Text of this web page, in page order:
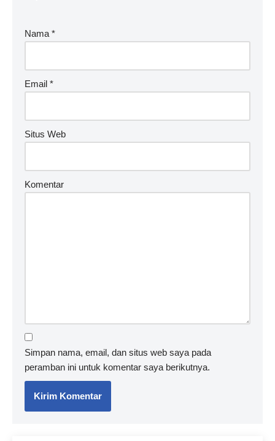
Nama *
Email *
Situs Web
Komentar
Simpan nama, email, dan situs web saya pada
peramban ini untuk komentar saya berikutnya.